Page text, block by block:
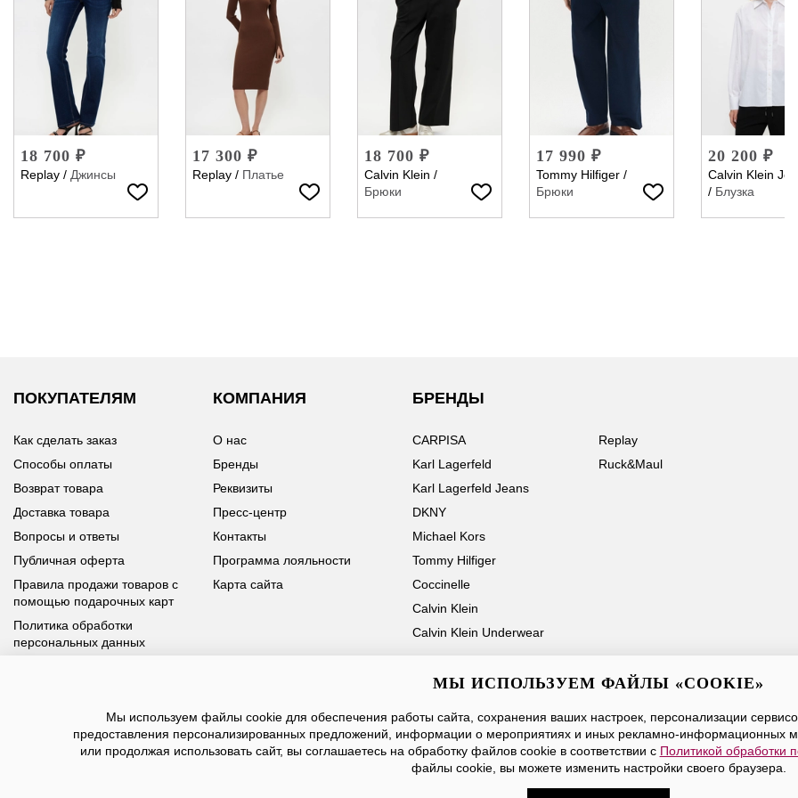
18 700 ₽
Replay / Джинсы
17 300 ₽
Replay / Платье
18 700 ₽
Calvin Klein /
Брюки
17 990 ₽
Tommy Hilfiger /
Брюки
20 200 ₽
Calvin Klein
/ Блузка
ПОКУПАТЕЛЯМ
Как сделать заказ
Способы оплаты
Возврат товара
Доставка товара
Вопросы и ответы
Публичная оферта
Правила продажи товаров с
помощью подарочных карт
Политика обработки
персональных данных
КОМПАНИЯ
О нас
Бренды
Реквизиты
Пресс-центр
Контакты
Программа лояльности
Карта сайта
БРЕНДЫ
CARPISA
Karl Lagerfeld
Karl Lagerfeld Jeans
DKNY
Michael Kors
Tommy Hilfiger
Coccinelle
Calvin Klein
Calvin Klein Underwear
Replay
Ruck&Maul
У вас возникли вопросы?
Позвоните нам по телефону8 800 100 93 39или заполните
форму, мы обязательно с вами свяжемся
Ваше имя Email
Нажимая на кнопку «Отправить», вы принимаете условияПубличной оферты
МЫ ИСПОЛЬЗУЕМ ФАЙЛЫ «COOKIE»
Мы используем файлы cookie для обеспечения работы сайта, сохранения ваших настроек, персонализации
предоставления персонализированных предложений, информации о мероприятиях и иных рекламно-информационных
или продолжая использовать сайт, вы соглашаетесь на обработку файлов cookie в соответствии с Политикой обработки
файлы cookie, вы можете изменить настройки своего браузера.